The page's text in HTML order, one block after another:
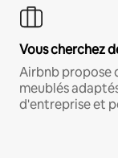
Vous cherchez
Airbnb propose
meublés
d'entreprise et